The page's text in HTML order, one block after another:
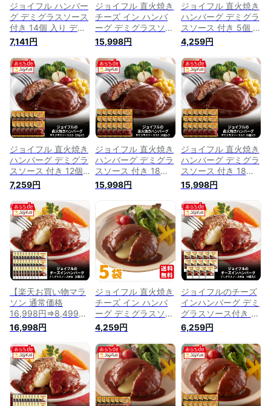
ジョイフル ハンバー
グ デミグラスソース
付き 14個 入り デミ
グラスハンバーグ 生
ハンバーグ 冷凍 セ
ット 冷凍食品 おか
ず 総菜セット お惣
菜セット
7,141円
ジョイフル 直火焼き
チーズ イン ハンバ
ーグ デミグラスソー
ス 付き 18個 入り ハ
ンバーグ 冷凍 セッ
ト 冷凍食品 おかず
総菜セット お惣菜セ
ット
15,998円
ジョイフル 直火焼き
ハンバーグ デミグラ
スソース 付き 5個 入
り 冷凍 セット 冷凍
食品 おかず 総菜セ
ット お惣菜セット
4,259円
ジョイフル 直火焼き
ハンバーグ デミグラ
スソース 付き 12個
入り 冷凍 セット 冷
凍食品 おかず 総菜
セット お惣菜セット
7,259円
ジョイフル 直火焼き
ハンバーグ デミグラ
スソース 付き 18個
入り 冷凍 セット 冷
凍食品 おかず 総菜
セット お惣菜セット
15,998円
ジョイフル 直火焼き
ハンバーグ デミグラ
スソース 付き 18個
入り 冷凍 セット 冷
凍食品 おかず 総菜
セット お惣菜セット
15,998円
【楽天お買い物マラ
ソン 通常価格
16,998円⇒8,499
円】ジョイフル ハン
バーグ デミグラスソ
ース 付き 30個 入り
デミグラスハンバー
グ 生ハンバーグ 冷
凍 セット 冷凍食品
おかず 総菜セット
お惣菜セット
16,998円
ジョイフル 直火焼き
チーズ イン ハンバ
ーグ デミグラスソー
ス 付き 5個 入り 冷
凍 セット 冷凍食品
おかず 総菜セット
お惣菜セット
4,259円
ジョイフルのチーズ
インハンバーグ デミ
グラスソース付き 14
個 入り デミグラス
ハンバーグ 生ハンバ
ーグ 冷凍 セット 冷
凍食品 おかず 総菜
セット お惣菜セット
6,259円